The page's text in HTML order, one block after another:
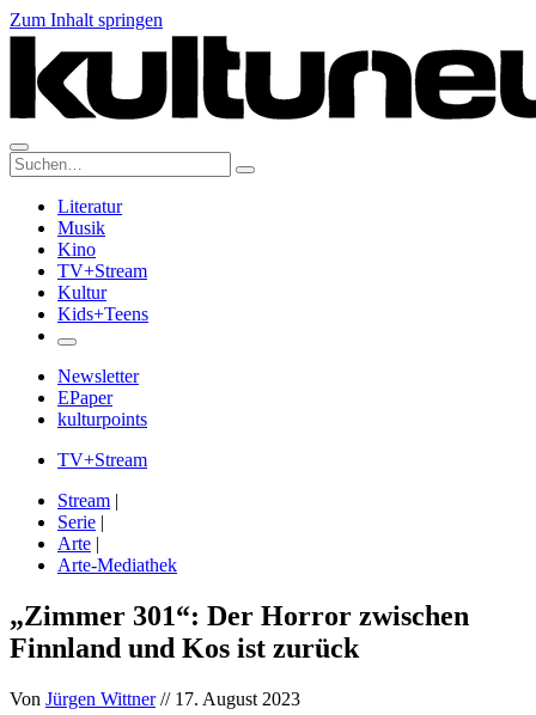
Zum Inhalt springen
Suche:
Literatur
Musik
Kino
TV+Stream
Kultur
Kids+Teens
Newsletter
EPaper
kulturpoints
TV+Stream
Stream |
Serie |
Arte |
Arte-Mediathek
„Zimmer 301“: Der Horror zwischen
Finnland und Kos ist zurück
Von Jürgen Wittner// 17. August 2023